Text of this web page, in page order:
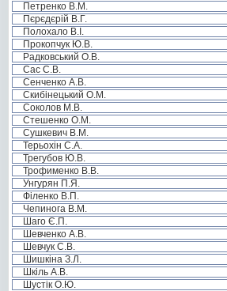
Петренко В.М.
Пєрєдєрій В.Г.
Полохало В.І.
Прокопчук Ю.В.
Радковський О.В.
Сас С.В.
Сенченко А.В.
Скибінецький О.М.
Соколов М.В.
Стешенко О.М.
Сушкевич В.М.
Терьохін С.А.
Трегубов Ю.В.
Трофименко В.В.
Унгурян П.Я.
Філенко В.П.
Чепинога В.М.
Шаго Є.П.
Шевченко А.В.
Шевчук С.В.
Шишкіна З.Л.
Шкіль А.В.
Шустік О.Ю.